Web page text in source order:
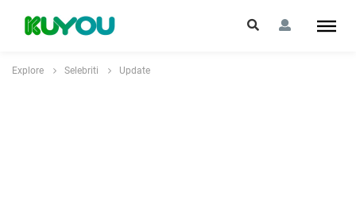
Explore Selebriti Update